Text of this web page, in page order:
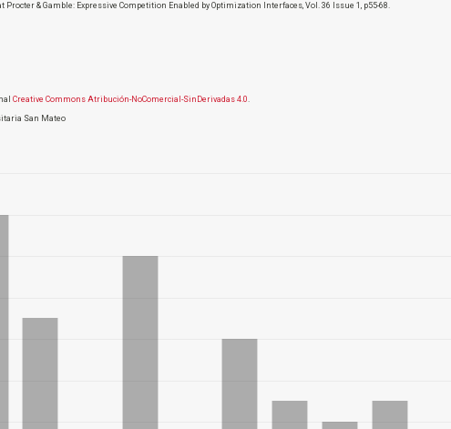
& Gamble: Expressive Competition Enabled by Optimization Interfaces, Vol. 36 Issue 1, p55-68.
Creative Commons Atribución-NoComercial-SinDerivadas 4.0.
San Mateo